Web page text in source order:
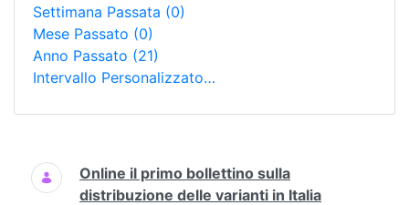
Settimana Passata (0)
Mese Passato (0)
Anno Passato (21)
Intervallo Personalizzato…
Ricerca
Online il primo bollettino sulla
distribuzione delle varianti in Italia